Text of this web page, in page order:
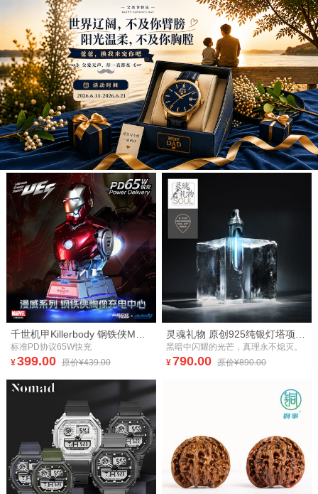
标准PD协议65W快充
¥399.00 原价¥439.00
黑暗中闪耀的光芒，真理永不熄灭。
¥790.00 原价¥890.00